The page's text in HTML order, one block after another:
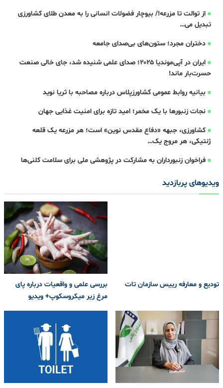
از توالت تا مزرعه!/ بیوچار فضولات انسانی را به معدن طلای کشاورزی
تبدیل می‌…
دختران مجرد؛ ستون‌های بی‌صدای جامعه‌
ایران در آپی‌موندیا ۲۰۲۵؛ صدای علمی شنیده شد، جای خالی صنعت
حسرت‌بار ماند!
بیانیه روابط عمومی کشاورزپلاس درباره مصاحبه با ثریا نوید
نجات زنبورها با یک مخمر؛ امید تازه برای امنیت غذایی جهان
کشاورزی، جبهه‌ «دفاع مقدس نوین» است؛ هر مزرعه یک قلعه‌
ژنتیکی، هر مروج یک…
فراخوان زنبورداران به مشارکت در پژوهشی ملی برای سلامت کلنی‌ها
ویدیوهای پربازدید
تودیع و معارفه رییس سازمان تات
بررسی علمی و واقعیات درباره پای
مرغ زیر میکروسکوپ+ ویدیو